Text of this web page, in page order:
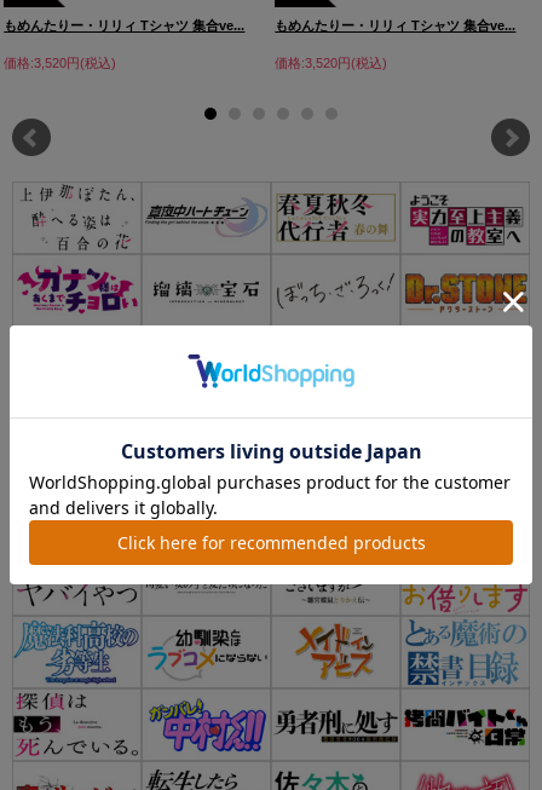
もめんたりー・リリィ Tシャツ 集合ve...
価格:3,520円(税込)
もめんたりー・リリィ Tシャツ 集合ve...
価格:3,520円(税込)